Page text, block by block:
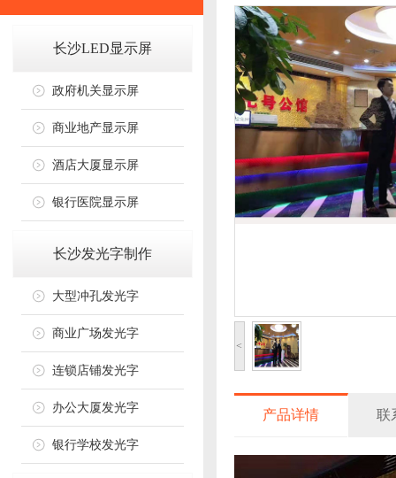
长沙LED显示屏
政府机关显示屏
商业地产显示屏
酒店大厦显示屏
银行医院显示屏
长沙发光字制作
大型冲孔发光字
商业广场发光字
连锁店铺发光字
办公大厦发光字
银行学校发光字
<
产品详情 联